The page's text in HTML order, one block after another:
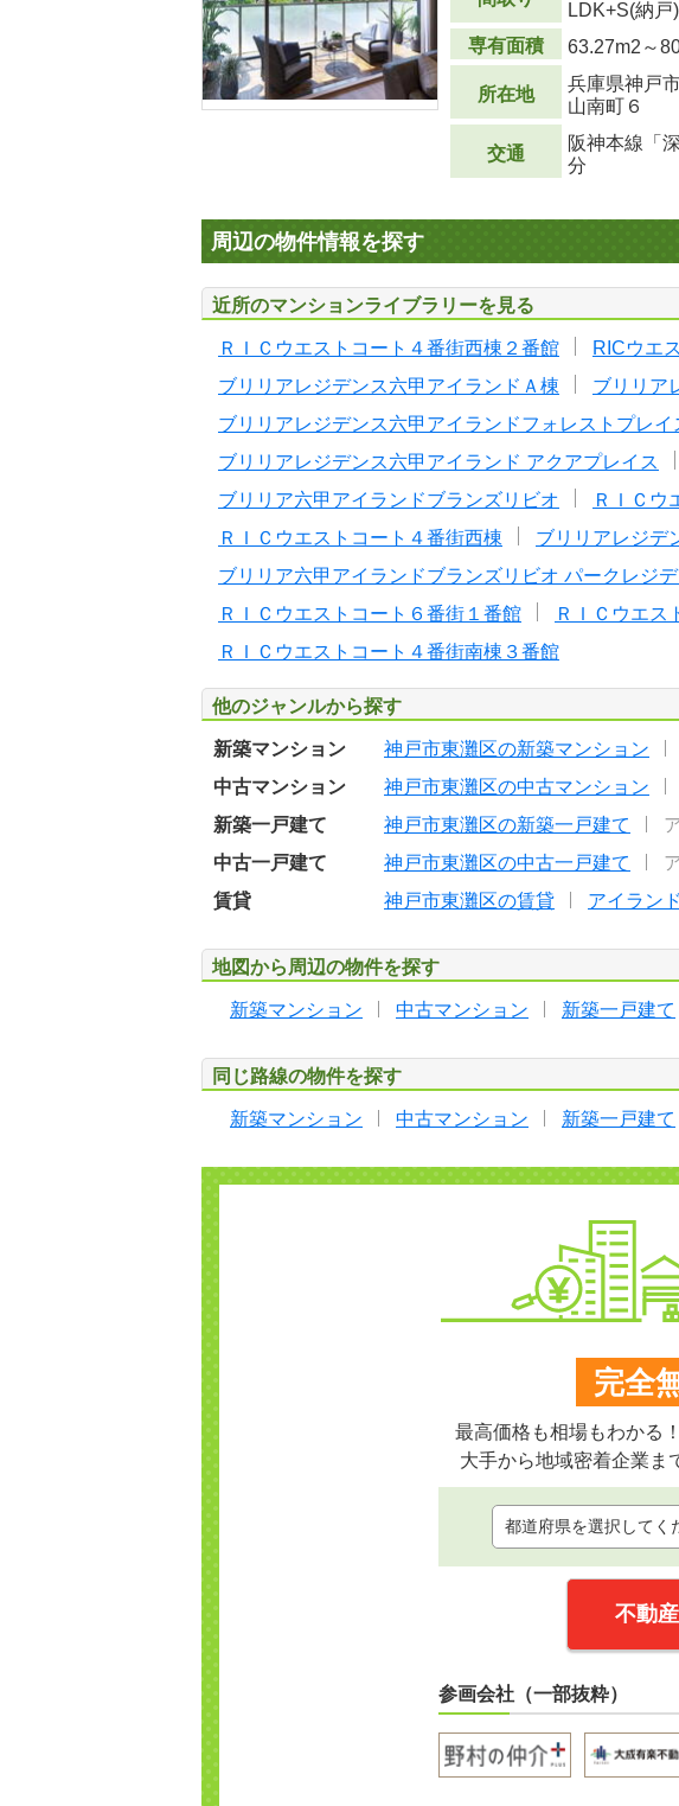
LDK+S(納
専有面積
63.27m2 ～
所在地
兵庫県神戸
山南町６
交通
阪神本線「
分
周辺の物件情報を探す
近所のマンションライブラリーを見る
ＲＩＣウエストコート４番街西棟２番館 RICウエ
ブリリアレジデンス六甲アイランドＡ棟
ブリリア
ブリリアレジデンス六甲アイランドフォレストプレイ
ブリリアレジデンス六甲アイランド アクアプレイス
ブリリア六甲アイランドブランズリビオ
ＲＩＣウ
ＲＩＣウエストコート４番街西棟
ブリリアレジデ
ブリリア六甲アイランドブランズリビオ パークレジ
ＲＩＣウエストコート６番街１番館
ＲＩＣウエス
ＲＩＣウエストコート４番街南棟３番館
他のジャンルから探す
新築マンション 神戸市東灘区の新築マンション
中古マンション
神戸市東灘区の中古マンション
新築一戸建て
神戸市東灘区の新築一戸建て
中古一戸建て
神戸市東灘区の中古一戸建て
賃貸
神戸市東灘区の賃貸 アイラン
地図から周辺の物件を探す
新築マンション 中古マンション 新築一戸建て
同じ路線の物件を探す
新築マンション 中古マンション 新築一戸建て
完全
最高価格も相場もわかる
大手から地域密着企業ま
不動
参画会社（一部抜粋）